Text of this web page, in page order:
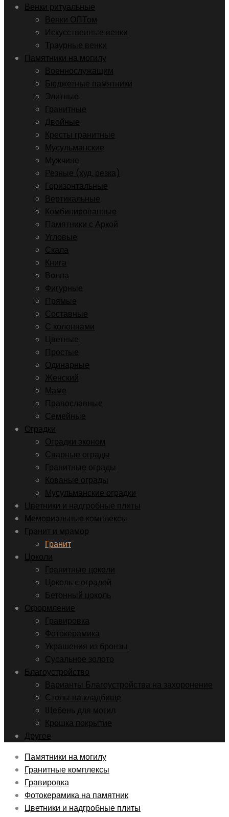
Венки ритуальные
Венки ОПТом
Искусственные венки
Траурные венки
Памятники на могилу
Военнослужащим
Бюджетные памятники
Элитные
Гранитные
Двойные
Кресты гранитные
Мусульманские
Мужчине
Резные (худ. резка)
Горизонтальные
Вертикальные
Комбинированные
Памятники с Аркой
Угловые
Скала
Книга
Волна
Фигурные
Прямые
Составные
С колоннами
Цветные
Простые
Одинарные
Женский
Маме
Православные
Семейные
Оградки
Оградки эконом
Сварные ограды
Гранитные ограды
Кованые ограды
Мусульманские оградки
Цветники и надгробные плиты
Мемориальные комплексы
Гранит и мрамор
Гранит
Цоколи
Гранитные цоколи
Цоколь с оградой
Бетонный цоколь
Оформление
Гравировка
Фотокерамика
Украшения из бронзы
Сусальное золото
Благоустройство
Варианты Благоустройства на захоронение
Столы на кладбище
Щебень для могил
Крошка покрытие
Другое
Памятники на могилу
Гранитные комплексы
Гравировка
Фотокерамика на памятник
Цветники и надгробные плиты